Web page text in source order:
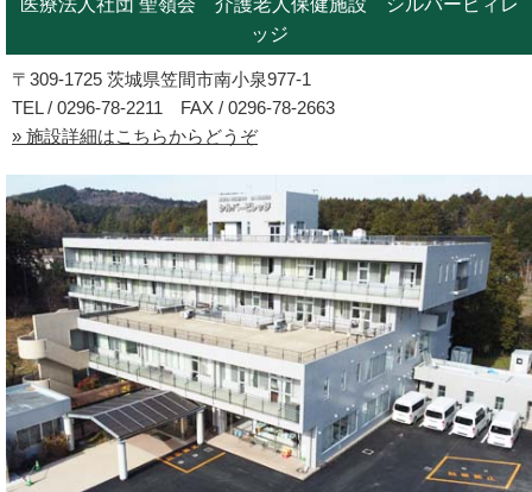
ッジ
〒309-1725 茨城県笠間市南小泉977-1
TEL / 0296-78-2211 FAX / 0296-78-2663
» 施設詳細はこちらからどうぞ